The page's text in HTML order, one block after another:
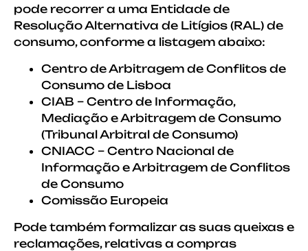
pode recorrer a uma Entidade de
Resolução Alternativa de Litígios (RAL) de
consumo, conforme a listagem abaixo:
Centro de Arbitragem de Conflitos de
Consumo de Lisboa
CIAB – Centro de Informação,
Mediação e Arbitragem de Consumo
(Tribunal Arbitral de Consumo)
CNIACC – Centro Nacional de
Informação e Arbitragem de Conflitos
de Consumo
Comissão Europeia
Pode também formalizar as suas queixas e
reclamações, relativas a compras